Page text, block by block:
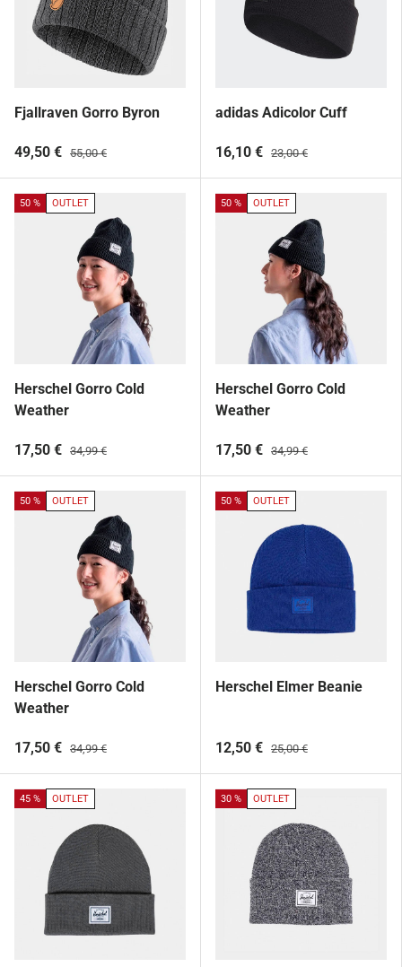
Fjallraven Gorro Byron
49,50 € 55,00 €
adidas Adicolor Cuff
16,10 € 23,00 €
50 % OUTLET
Herschel Gorro Cold
Weather
17,50 € 34,99 €
50 % OUTLET
Herschel Gorro Cold
Weather
17,50 € 34,99 €
50 % OUTLET
Herschel Gorro Cold
Weather
17,50 € 34,99 €
50 % OUTLET
Herschel Elmer Beanie
12,50 € 25,00 €
45 % OUTLET 30 % OUTLET